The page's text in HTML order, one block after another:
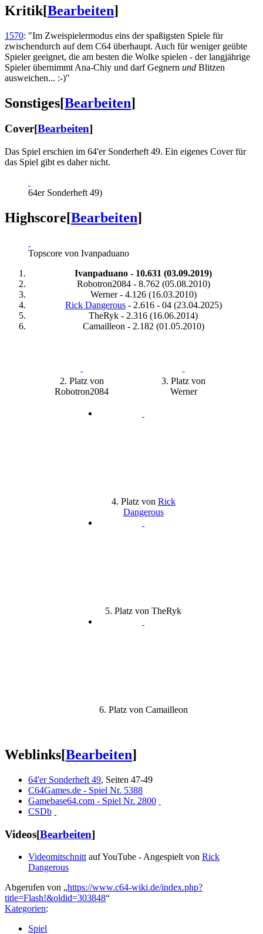
Kritik[Bearbeiten]
1570: "Im Zweispielermodus eins der spaßigsten Spiele für
zwischendurch auf dem C64 überhaupt. Auch für weniger geübte
Spieler geeignet, die am besten die Wolke spielen - der langjährige
Spieler übernimmt Ana-Chiy und darf Gegnern und Blitzen
ausweichen... :-)"
Sonstiges[Bearbeiten]
Cover[Bearbeiten]
Das Spiel erschien im 64'er Sonderheft 49. Ein eigenes Cover für
das Spiel gibt es daher nicht.
64er Sonderheft 49)
Highscore[Bearbeiten]
Topscore von Ivanpaduano
Ivanpaduano - 10.631 (03.09.2019)
Robotron2084 - 8.762 (05.08.2010)
Werner - 4.126 (16.03.2010)
Rick Dangerous- 2.616 - 04 (23.04.2025)
TheRyk - 2.316 (16.06.2014)
Camailleon - 2.182 (01.05.2010)
2. Platz von
Robotron2084
3. Platz von
Werner
4. Platz von Rick
Dangerous
5. Platz von TheRyk
6. Platz von Camailleon
Weblinks[Bearbeiten]
64'er Sonderheft 49, Seiten 47-49
C64Games.de - Spiel Nr. 5388
Gamebase64.com - Spiel Nr. 2800
CSDb
Videos[Bearbeiten]
Videomitschnitt auf YouTube - Angespielt von Rick
Dangerous
Abgerufen von „https://www.c64-wiki.de/index.php?
title=Flash!&oldid=303848“
Kategorien:
Spiel